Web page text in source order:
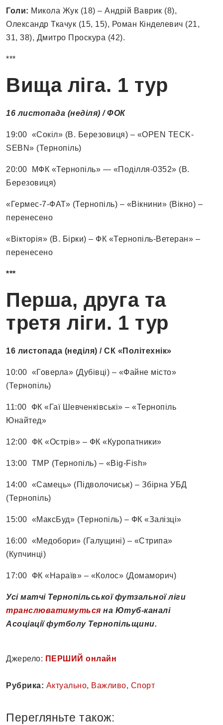
Голи: Микола Жук (18) – Андрій Ваврик (8),
Олександр Ткачук (15, 15), Роман Кінделевич (21,
31, 38), Дмитро Проскура (42).
***
Вища ліга. 1 тур
16 листопада (неділя) / ФОК
19:00 «Сокіл» (В. Березовиця) – «OPEN TECK-
SEBN» (Тернопіль)
20:00 МФК «Тернопіль» — «Поділля-0352» (В.
Березовиця)
«Гермес-7-ФАТ» (Тернопіль) – «Вікнини» (Вікно) –
перенесено
«Вікторія» (В. Бірки) – ФК «Тернопіль-Ветеран» –
перенесено
***
Перша, друга та
третя ліги. 1 тур
16 листопада (неділя) / СК «Політехнік»
10:00 «Говерла» (Дубівці) – «Файне місто»
(Тернопіль)
11:00 ФК «Гаї Шевченківські» – «Тернопіль
Юнайтед»
12:00 ФК «Острів» – ФК «Куропатники»
13:00 ТМР (Тернопіль) – «Big-Fish»
14:00 «Самець» (Підволочиськ) – Збірна УБД
(Тернопіль)
15:00 «МаксБуд» (Тернопіль) – ФК «Залізці»
16:00 «Медобори» (Галущині) – «Стрипа»
(Купчинці)
17:00 ФК «Нараїв» – «Колос» (Домаморич)
Усі матчі Тернопільської футзальної ліги
транслюватимуться на Ютуб-каналі
Асоціації футболу Тернопільщини.
Джерело: ПЕРШИЙ онлайн
Рубрика: Актуально, Важливо, Спорт
Перегляньте також: